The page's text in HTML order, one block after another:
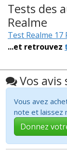
Tests des
Realme
Test Realme 17
...et retrouvez
Vos avis
Vous avez
note et laissez
Donnez